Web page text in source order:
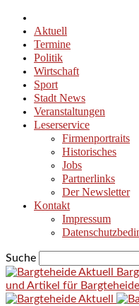
Aktuell
Termine
Politik
Wirtschaft
Sport
Stadt News
Veranstaltungen
Leserservice
Firmenportraits
Historisches
Jobs
Partnerlinks
Der Newsletter
Kontakt
Impressum
Suche
und Artikel für